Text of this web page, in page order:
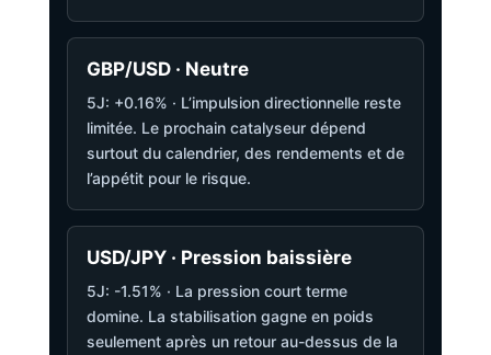
GBP/USD · Neutre
5J: +0.16% · L’impulsion directionnelle reste
limitée. Le prochain catalyseur dépend
surtout du calendrier, des rendements et de
l’appétit pour le risque.
USD/JPY · Pression baissière
5J: -1.51% · La pression court terme
domine. La stabilisation gagne en poids
seulement après un retour au-dessus de la